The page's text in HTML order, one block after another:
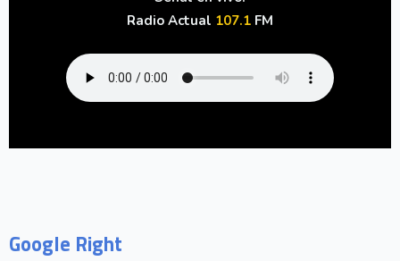
Radio Actual 107.1 FM
Google Right